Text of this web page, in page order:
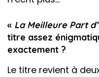
« La Meilleure Part
titre assez
exactement ?
Le titre revient à